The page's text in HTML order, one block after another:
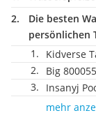
Die besten
persönlichen
Kidverse
Big
Insanyj
mehr